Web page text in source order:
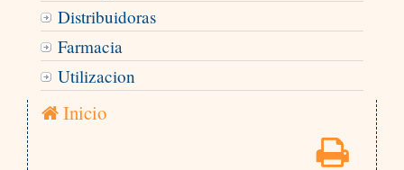
Distribuidoras
Farmacia
Utilizacion
Inicio